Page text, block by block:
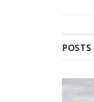
POSTS